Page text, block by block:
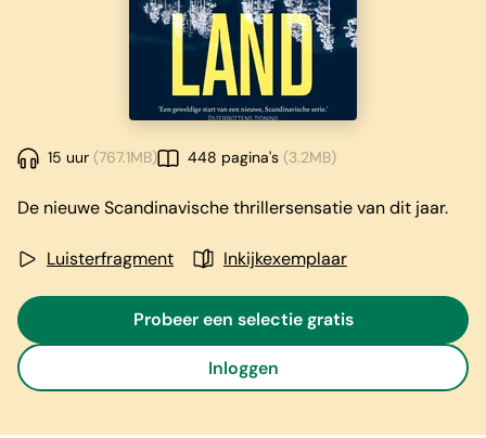
15 uur (767.1MB) 448 pagina's (3.2MB)
De nieuwe Scandinavische thrillersensatie van dit jaar.
Luisterfragment Inkijkexemplaar
Probeer een selectie gratis
Inloggen